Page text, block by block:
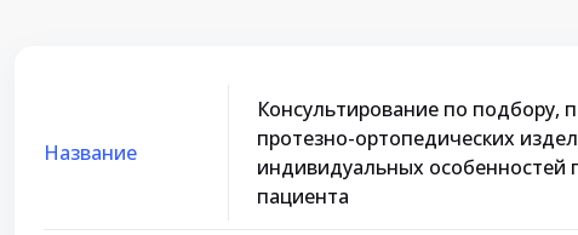
Название
Консультирование по подбору,
протезно-ортопедических
индивидуальных особенностей
пациента